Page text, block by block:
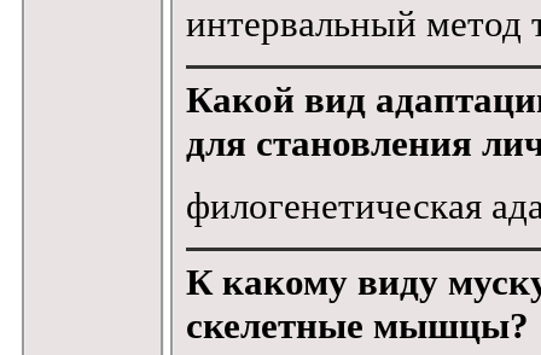
интервальный метод
Какой вид
для становления
филогенетическая
К какому виду
скелетные мышцы?